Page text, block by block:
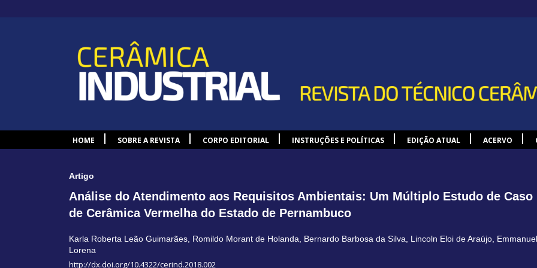
HOME SOBRE A REVISTA CORPO EDITORIAL INSTRUÇÕES E POLÍTICAS EDIÇÃO ATUAL ACERVO
Artigo
Análise do Atendimento aos Requisitos Ambientais: Um Múltiplo Estudo de
de Cerâmica Vermelha do Estado de Pernambuco
Karla Roberta Leão Guimarães Romildo Morant de Holanda Bernardo Barbosa da Silva Lincoln Eloi de Araújo
Lorena
http://dx.doi.org/10.4322/cerind.2018.002